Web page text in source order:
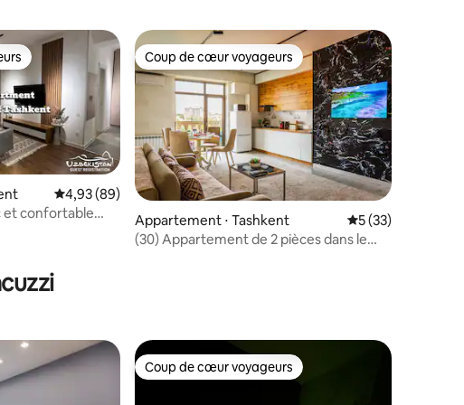
commentaires : 4,83 sur 5
Évaluation moyenne sur la base de 89 commentaires : 4,93 sur 5
4,93 (89)
et confortable
Coup de cœur voyageurs
Coup de cœur voyageurs
Appartement ⋅ Tashkent Évaluation
5 (33)
(30) Appartement de 2 pièces dans le
Coup de cœur voyageurs
Coup de cœur voyageurs